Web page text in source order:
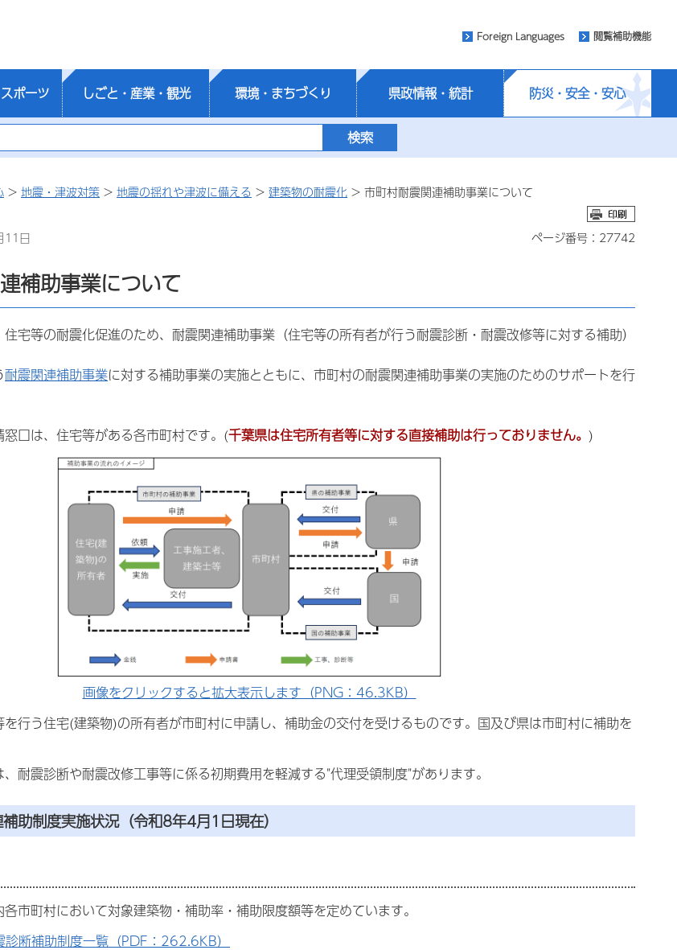
Foreign Languages 閲覧補助機能
ポーツ しごと・産業・観光 環境・まちづくり 県政情報・統計 防災・安全・安心
> 地震・津波対策 > 地震の揺れや津波に備える > 建築物の耐震化 > 市町村耐震関連補助事業について
11日 ページ番号：27742
補助事業について
宅等の耐震化促進のため、耐震関連補助事業（住宅等の所有者が行う耐震診断・耐震改修等に対する補助）
耐震関連補助事業に対する補助事業の実施とともに、市町村の耐震関連補助事業の実施のためのサポートを行
口は、住宅等がある各市町村です。(千葉県は住宅所有者等に対する直接補助は行っておりません。 )
画像をクリックすると拡大表示します（PNG：46.3KB）
行う住宅(建築物)の所有者が市町村に申請し、補助金の交付を受けるものです。国及び県は市町村に補助を
耐震診断や耐震改修工事等に係る初期費用を軽減する"代理受領制度"があります。
助制度実施状況（令和8年4月1日現在）
市町村において対象建築物・補助率・補助限度額等を定めています。
断補助制度一覧（PDF：262.6KB）